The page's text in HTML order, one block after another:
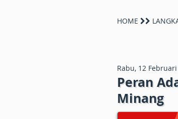
HOME
Rabu, 12
Peran
Minang